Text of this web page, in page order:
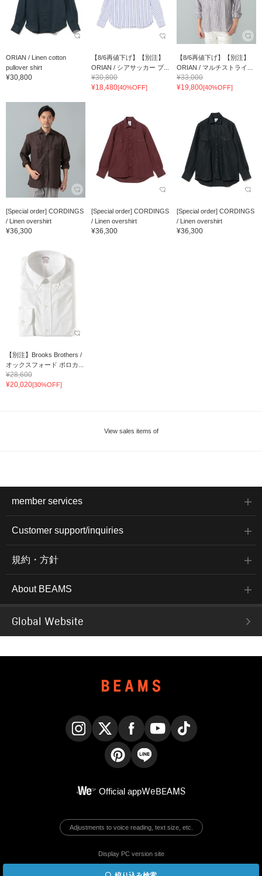
ORIAN / Linen cotton
pullover shirt
¥30,800
【8/6再値下げ】【別注】
ORIAN / シアサッカー プ...
¥30,800
¥18,480[40%OFF]
【8/6再値下げ】【別注】
ORIAN / マルチストライ...
¥33,000
¥19,800[40%OFF]
[Special order] CORDINGS
/ Linen overshirt
¥36,300
[Special order] CORDINGS
/ Linen overshirt
¥36,300
[Special order] CORDINGS
/ Linen overshirt
¥36,300
【別注】Brooks Brothers /
オックスフォード ポロカ...
¥28,600
¥20,020[30%OFF]
View sales items of
member services
Customer support/inquiries
規約・方針
About BEAMS
Global Website
Official appWeBEAMS
Adjustments to voice reading, text size, etc.
Display PC version site